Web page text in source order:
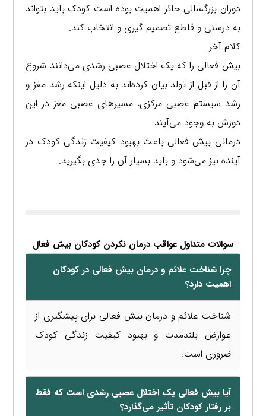
دوران بزرگسالی حائز اهمیت بوده است کودک باید بتواند
به درستی و قاطع تصمیم گیری و انتخاب کند.
کلام آخر
بیش فعالی را که یک اختلال عصبی رشدی می‌دانند شروع
آن را از قبل از تولد بيان کرده‌اند به دلیل اینکه رشد مغز و
رشد سیستم عصبی مرکزی، مسیرهای عصبی مغز در این
دورش به وجود می‌آیند
درمانی بیش فعالی باعث بهبود کیفیت زندگی کودک در
آینده نیز می‌شود و باید بسیار آن را جدی بگیرید.
سوالات متداول عواقب درمان نکردن کودکان بیش فعال
چرا شناخت علائم و درمان بیش فعالی در کودکان
اهمیت دارد؟
شناخت علائم و درمان بیش فعالی برای پیشگیری از
عوارض بلندمدت و بهبود کیفیت زندگی کودک
ضروری است.
آیا بیش فعالی یک اختلال عصبی رشدی است که فقط
بر رفتار کودکان تأثیر می‌گذارد؟